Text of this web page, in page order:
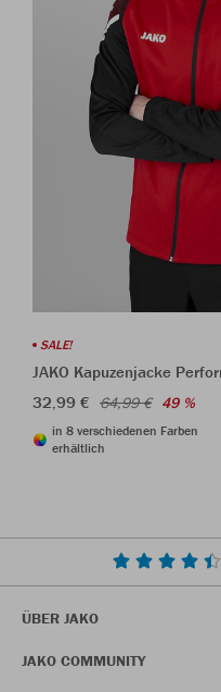
SALE!
JAKO Kapuzenjacke
32,99 € 64,99 € 49 %
in 8 verschiedenen Farben
erhältlich
ÜBER JAKO
JAKO COMMUNITY